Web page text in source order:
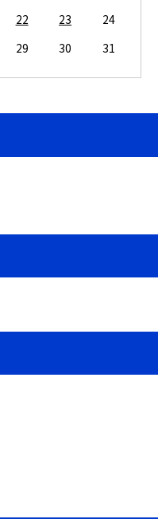
22 23
24
29 30 31